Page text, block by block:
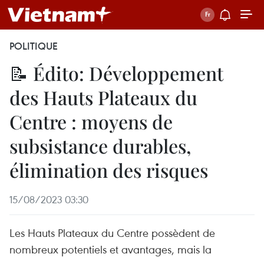
POLITIQUE
📝 Édito: Développement
des Hauts Plateaux du
Centre : moyens de
subsistance durables,
élimination des risques
15/08/2023 03:30
Les Hauts Plateaux du Centre possèdent de
nombreux potentiels et avantages, mais la